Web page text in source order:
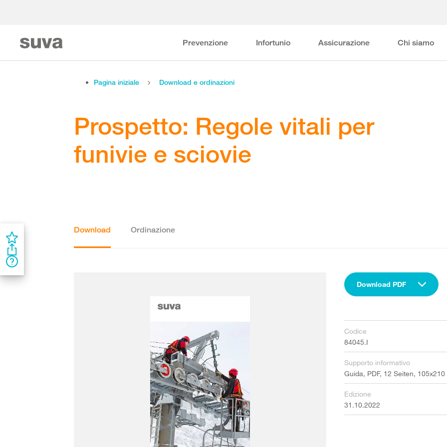
Prevenzione Infortunio Assicurazione Chi siamo
Pagina iniziale Download e ordinazioni
Prospetto: Regole vitali per
funivie e sciovie
Download Ordinazione
Download PDF
Codice
84045.I
Supporto informativo
Guida, PDF, 12 Seiten, 105x210
Edizione
31.10.2022